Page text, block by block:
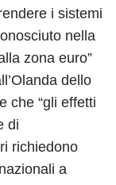
i sistemi
nella
zona euro”
dello
che “gli effetti
di
richiedono
a